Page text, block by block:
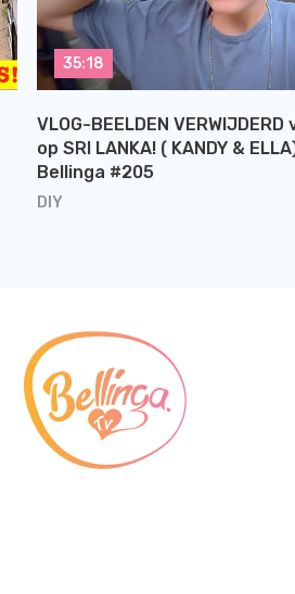
DIY
VLOG-BEELDEN VERWIJDERD
op SRI LANKA! ( KANDY &
Bellinga #205
35:18